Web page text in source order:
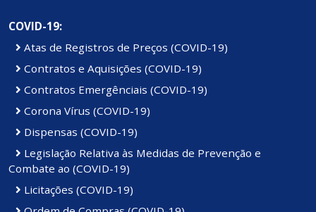
COVID-19:
Atas de Registros de Preços (COVID-19)
Contratos e Aquisições (COVID-19)
Contratos Emergênciais (COVID-19)
Corona Vírus (COVID-19)
Dispensas (COVID-19)
Legislação Relativa às Medidas de Prevenção e
Combate ao (COVID-19)
Licitações (COVID-19)